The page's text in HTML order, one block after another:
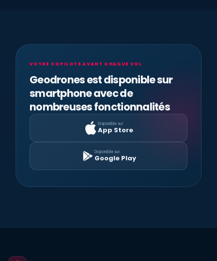
VOTRE COPILOTE AVANT CHAQUE VOL
Geodrones est disponible sur
smartphone avec de
nombreuses fonctionnalités
Disponible sur
App Store
Disponible sur
Google Play